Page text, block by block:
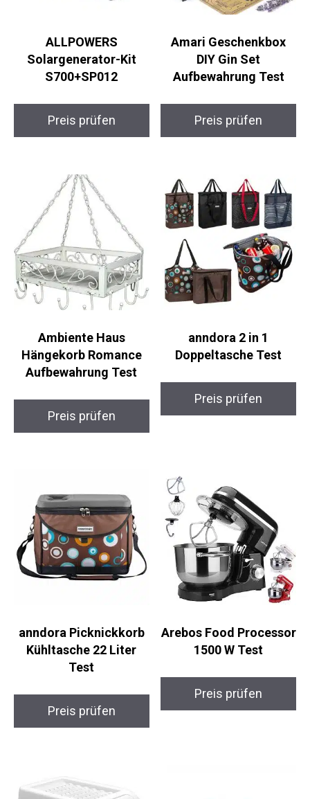
ALLPOWERS
Solargenerator-Kit
S700+SP012
Preis prüfen
Amari Geschenkbox
DIY Gin Set
Aufbewahrung Test
Preis prüfen
Ambiente Haus
Hängekorb Romance
Aufbewahrung Test
Preis prüfen
anndora 2 in 1
Doppeltasche Test
Preis prüfen
anndora Picknickkorb
Kühltasche 22 Liter
Test
Preis prüfen
Arebos Food Processor
1500 W Test
Preis prüfen